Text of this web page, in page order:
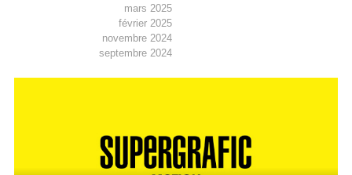
mars 2025
février 2025
novembre 2024
septembre 2024